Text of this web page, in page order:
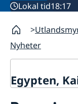
Lokal tid18:17
Nyheter
Egypten,